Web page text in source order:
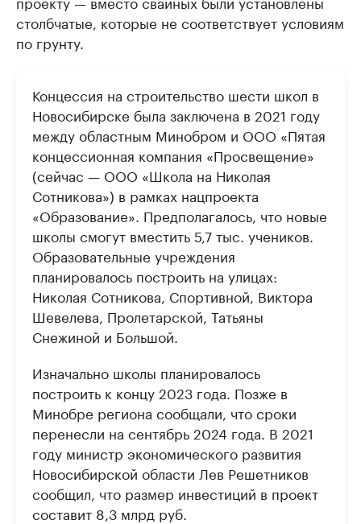
столбчатые, которые не соответствует условиям
по грунту.
Концессия на строительство шести школ в
Новосибирске была заключена в 2021 году
между областным Минобром и ООО «Пятая
концессионная компания «Просвещение»
(сейчас — ООО «Школа на Николая
Сотникова») в рамках нацпроекта
«Образование». Предполагалось, что новые
школы смогут вместить 5,7 тыс. учеников.
Образовательные учреждения
планировалось построить на улицах:
Николая Сотникова, Спортивной, Виктора
Шевелева, Пролетарской, Татьяны
Снежиной и Большой.
Изначально школы планировалось
построить к концу 2023 года. Позже в
Минобре региона сообщали, что сроки
перенесли на сентябрь 2024 года. В 2021
году министр экономического развития
Новосибирской области Лев Решетников
сообщил, что размер инвестиций в проект
составит 8,3 млрд руб.